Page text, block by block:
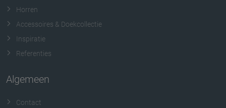
Horren
Accessoires & Doekcollectie
Inspiratie
Referenties
Algemeen
Contact